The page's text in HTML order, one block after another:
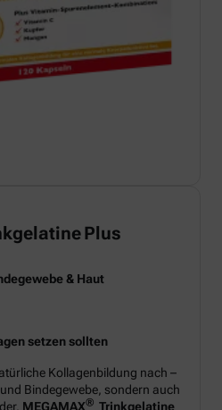
Plus
& Haut
setzen sollten
Kollagenbildung nach –
Bindegewebe, sondern auch
MEGAMAX® Trinkgelatine